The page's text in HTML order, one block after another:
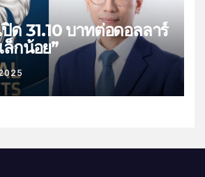
ปิด 31.10 บาทต่อดอลลาร์
ล็กน้อย”